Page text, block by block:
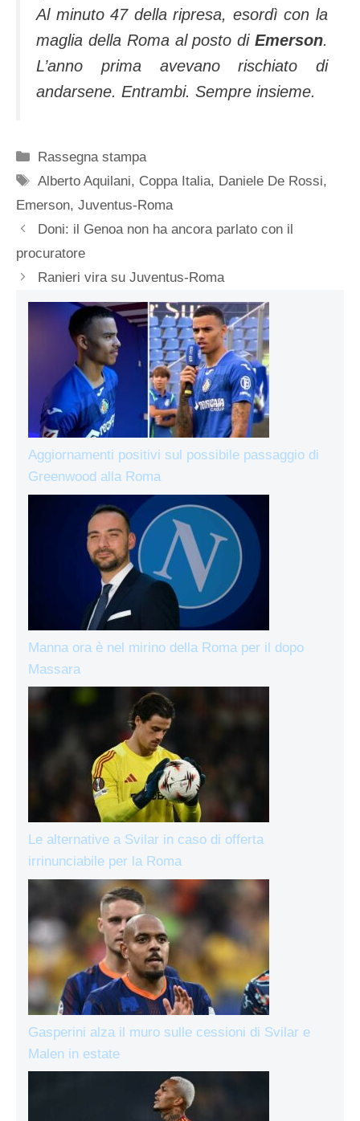
Al minuto 47 della ripresa, esordì con la
maglia della Roma al posto di Emerson.
L’anno prima avevano rischiato di
andarsene. Entrambi. Sempre insieme.
Categorie
Rassegna stampa
Tag
Alberto Aquilani, Coppa Italia, Daniele De Rossi,
Emerson, Juventus-Roma
Doni: il Genoa non ha ancora parlato con il
procuratore
Ranieri vira su Juventus-Roma
Aggiornamenti positivi sul possibile passaggio di
Greenwood alla Roma
Manna ora è nel mirino della Roma per il dopo
Massara
Le alternative a Svilar in caso di offerta
irrinunciabile per la Roma
Gasperini alza il muro sulle cessioni di Svilar e
Malen in estate